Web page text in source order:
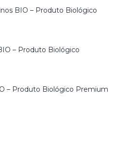
BIO – Produto Biológico
– Produto Biológico
– Produto Biológico Premium